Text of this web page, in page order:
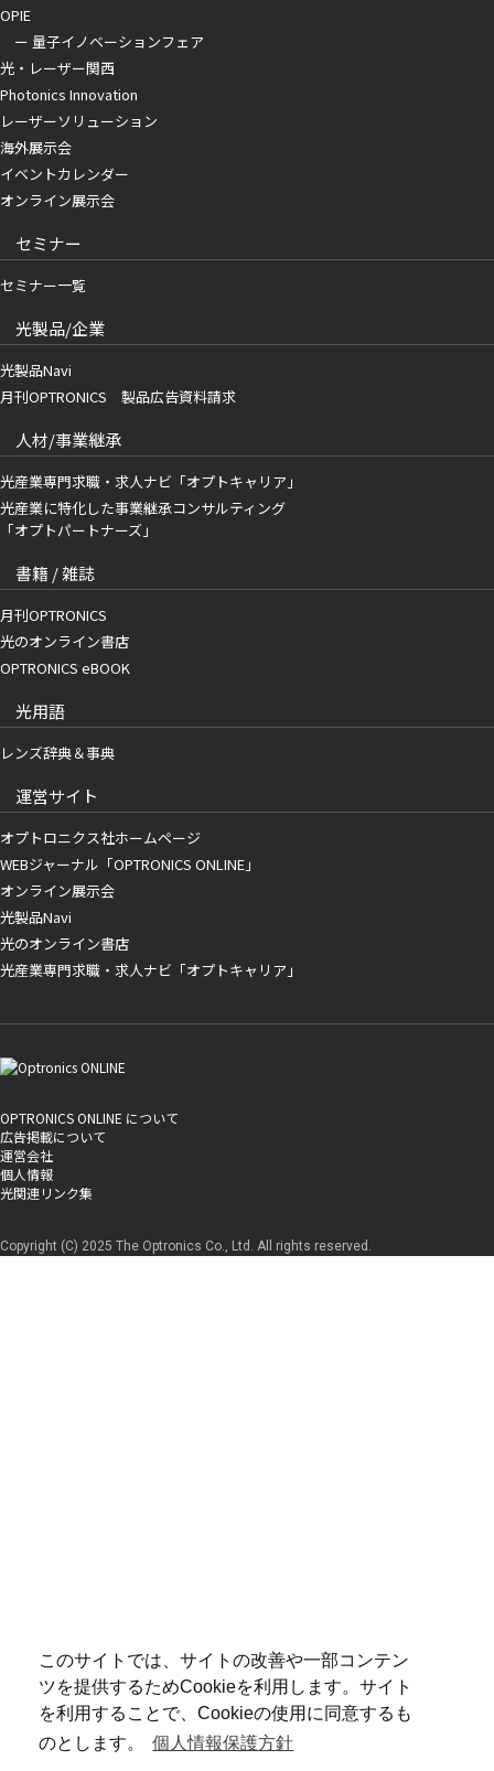
このサイトでは、サイトの改善や一部コンテン
ツを提供するためCookieを利用します。サイト
を利用することで、Cookieの使用に同意するも
のとします。
個人情報保護方針
OPIE
ー 量子イノベーションフェア
光・レーザー関西
Photonics Innovation
レーザーソリューション
海外展示会
イベントカレンダー
オンライン展示会
セミナー
セミナー一覧
光製品/企業
光製品Navi
月刊OPTRONICS 製品広告資料請求
人材/事業継承
光産業専門求職・求人ナビ「オプトキャリア」
光産業に特化した事業継承コンサルティング
「オプトパートナーズ」
書籍 / 雑誌
月刊OPTRONICS
光のオンライン書店
OPTRONICS eBOOK
光用語
レンズ辞典＆事典
運営サイト
オプトロニクス社ホームページ
WEBジャーナル「OPTRONICS ONLINE」
オンライン展示会
光製品Navi
光のオンライン書店
光産業専門求職・求人ナビ「オプトキャリア」
OPTRONICS ONLINE について
広告掲載について
運営会社
個人情報
光関連リンク集
Copyright (C) 2025 The Optronics Co., Ltd. All rights reserved.